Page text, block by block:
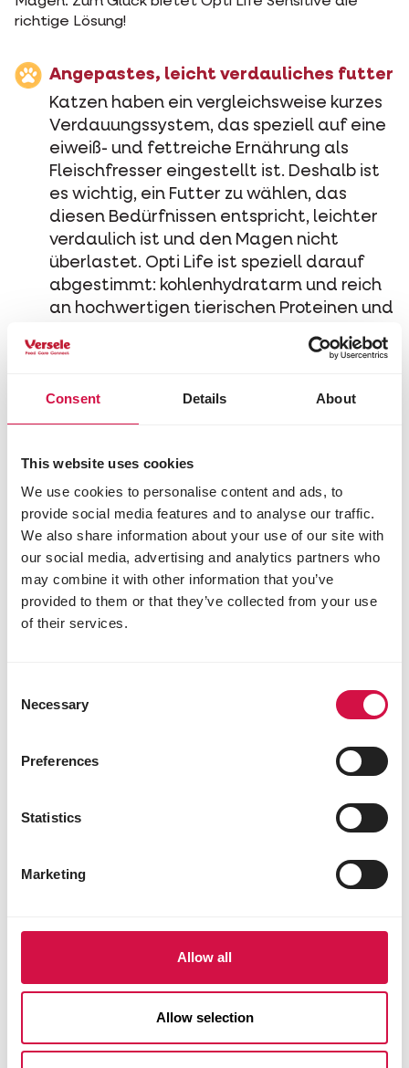
Consent Details About
This website uses cookies
We use cookies to personalise content and ads, to
provide social media features and to analyse our traffic.
We also share information about your use of our site with
our social media, advertising and analytics partners who
may combine it with other information that you’ve
provided to them or that they’ve collected from your use
of their services.
Selection
Necessary
Preferences
Statistics
Marketing
Allow all
Allow selection
richtige Lösung!
Angepastes, leicht verdauliches futter
Katzen haben ein vergleichsweise kurzes
Verdauungssystem, das speziell auf eine
eiweiß- und fettreiche Ernährung als
Fleischfresser eingestellt ist. Deshalb ist
es wichtig, ein Futter zu wählen, das
diesen Bedürfnissen entspricht, leichter
verdaulich ist und den Magen nicht
überlastet. Opti Life ist speziell darauf
abgestimmt: kohlenhydratarm und reich
an hochwertigen tierischen Proteinen und
Lachs ist eine leicht verdauliche
Eiweißquelle für Katzen. Eine gut
von Erbrechen und verbessert die
Nährstoffaufnahme. Opti Life Sensitive
basiert auf reinem Lachs als tierische
Eiweißquelle (80 % der enthaltenen
Proteine stammen aus reinem Lachs) und
ist dadurch besonders leicht verdaulich.
Getreidefreie rezeptur für
Kohlenhydrate und verzichtet bewusst
auf schwer verdauliche Zutaten wie
Erbrechen reduziert, da Getreide bei
Nutritional balance
die perfekte Harmonie aus natürlichen
Zutaten, vollem Geschmack und
optimaler Verdaulichkeit.